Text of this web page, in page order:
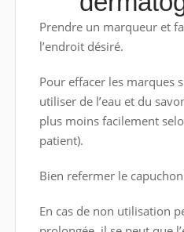
Prendre un marqueur et
l’endroit désiré.
Pour effacer les marques
utiliser de l’eau et du
plus moins facilement
patient).
Bien refermer le
En cas de non utilisation